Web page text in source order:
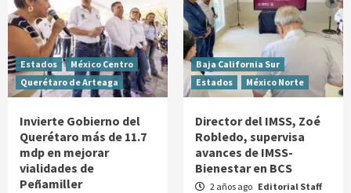
Estados
México Centro
Querétaro de Arteaga
Invierte Gobierno del
Querétaro más de 11.7
mdp en mejorar
vialidades de
Peñamiller
Baja California Sur
Estados
México Norte
Director del IMSS, Zoé
Robledo, supervisa
avances de IMSS-
Bienestar en BCS
2 años ago Editorial Staff